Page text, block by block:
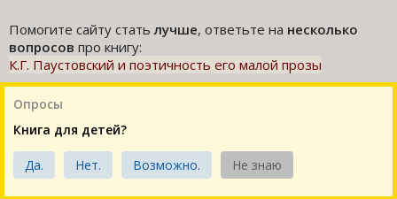
Помогите сайту статьлучше, ответьте на несколько
вопросов про книгу:
К.Г. Паустовский и поэтичность его малой прозы
Опросы
Книга для детей?
Да. Нет. Возможно. Не знаю